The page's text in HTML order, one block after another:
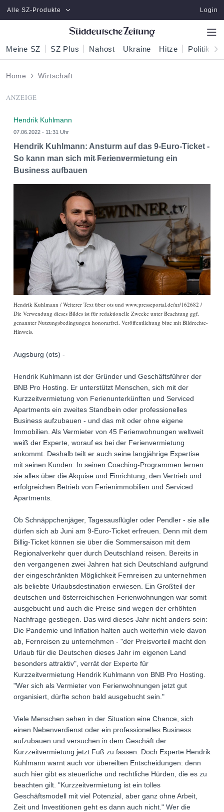
Zum Hauptinhalt springen
Alle SZ-Produkte Login
Meine SZ SZ Plus Nahost Ukraine Hitze Politik
Home Wirtschaft
ANZEIGE
Hendrik Kuhlmann
07.06.2022 - 11:31 Uhr
Hendrik Kuhlmann: Ansturm auf das 9-Euro-Ticket -
So kann man sich mit Ferienvermietung ein
Business aufbauen
Hendrik Kuhlmann / Weiterer Text über ots und www.presseportal.de/nr/162682 /
Die Verwendung dieses Bildes ist für redaktionelle Zwecke unter Beachtung ggf.
genannter Nutzungsbedingungen honorarfrei. Veröffentlichung bitte mit Bildrechte-
Hinweis.
Augsburg (ots) -
Hendrik Kuhlmann ist der Gründer und Geschäftsführer der
BNB Pro Hosting. Er unterstützt Menschen, sich mit der
Kurzzeitvermietung von Ferienunterkünften und Serviced
Apartments ein zweites Standbein oder professionelles
Business aufzubauen - und das mit oder ohne eigene
Immobilien. Als Vermieter von 45 Ferienwohnungen weltweit
weiß der Experte, worauf es bei der Ferienvermietung
ankommt. Deshalb teilt er auch seine langjährige Expertise
mit seinen Kunden: In seinen Coaching-Programmen lernen
sie alles über die Akquise und Einrichtung, den Vertrieb und
erfolgreichen Betrieb von Ferienimmobilien und Serviced
Apartments.
Ob Schnäppchenjäger, Tagesausflügler oder Pendler - sie alle
dürfen sich ab Juni am 9-Euro-Ticket erfreuen. Denn mit dem
Billig-Ticket können sie über die Sommersaison mit dem
Regionalverkehr quer durch Deutschland reisen. Bereits in
den vergangenen zwei Jahren hat sich Deutschland aufgrund
der eingeschränkten Möglichkeit Fernreisen zu unternehmen
als beliebte Urlaubsdestination erwiesen. Ein Großteil der
deutschen und österreichischen Ferienwohnungen war somit
ausgebucht und auch die Preise sind wegen der erhöhten
Nachfrage gestiegen. Das wird dieses Jahr nicht anders sein:
Die Pandemie und Inflation halten auch weiterhin viele davon
ab, Fernreisen zu unternehmen - "der Preisvorteil macht den
Urlaub für die Deutschen dieses Jahr im eigenen Land
besonders attraktiv", verrät der Experte für
Kurzzeitvermietung Hendrik Kuhlmann von BNB Pro Hosting.
"Wer sich als Vermieter von Ferienwohnungen jetzt gut
organisiert, dürfte schon bald ausgebucht sein."
Viele Menschen sehen in der Situation eine Chance, sich
einen Nebenverdienst oder ein professionelles Business
aufzubauen und versuchen in dem Geschäft der
Kurzzeitvermietung jetzt Fuß zu fassen. Doch Experte Hendrik
Kuhlmann warnt auch vor übereilten Entscheidungen: denn
auch hier gibt es steuerliche und rechtliche Hürden, die es zu
beachten gilt. "Kurzzeitvermietung ist ein tolles
Geschäftsmodell mit viel Potenzial, aber ganz ohne Arbeit,
Zeit und Investitionen geht es dann auch nicht." Wer die